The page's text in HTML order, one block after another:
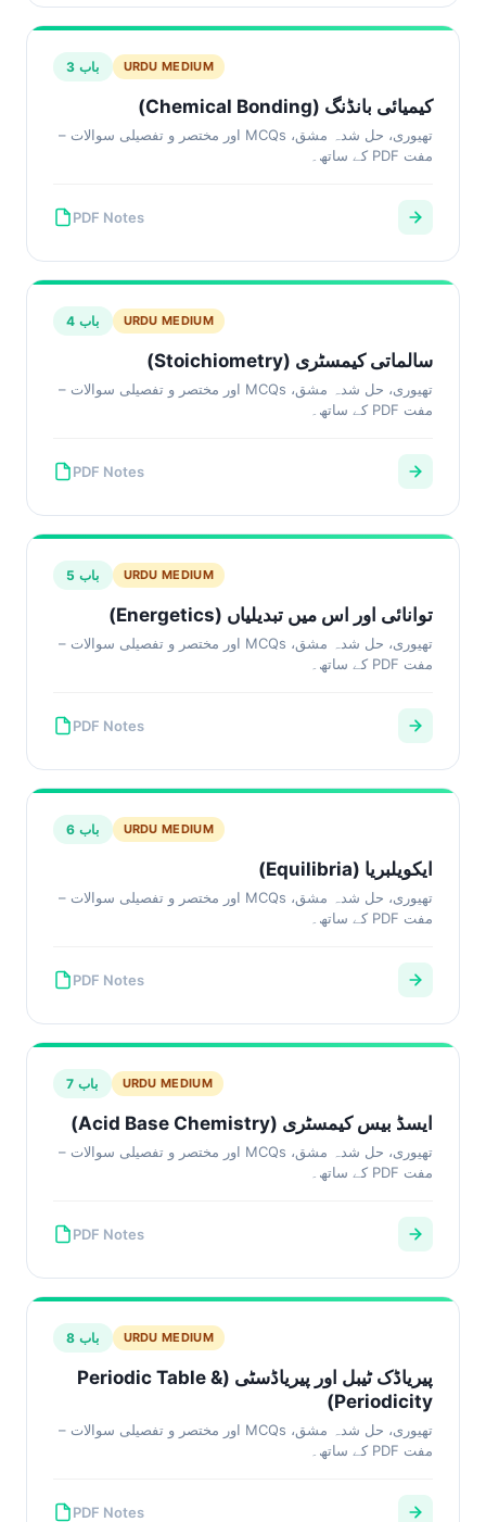
باب 3 URDU MEDIUM
کیمیائی بانڈنگ (Chemical Bonding)
تھیوری، حل شدہ مشق، MCQs اور مختصر و تفصیلی سوالات –
مفت PDF کے ساتھ۔
PDF Notes
باب 4 URDU MEDIUM
سالماتی کیمسٹری (Stoichiometry)
تھیوری، حل شدہ مشق، MCQs اور مختصر و تفصیلی سوالات –
مفت PDF کے ساتھ۔
PDF Notes
باب 5 URDU MEDIUM
توانائی اور اس میں تبدیلیاں (Energetics)
تھیوری، حل شدہ مشق، MCQs اور مختصر و تفصیلی سوالات –
مفت PDF کے ساتھ۔
PDF Notes
باب 6 URDU MEDIUM
ایکویلبریا (Equilibria)
تھیوری، حل شدہ مشق، MCQs اور مختصر و تفصیلی سوالات –
مفت PDF کے ساتھ۔
PDF Notes
باب 7 URDU MEDIUM
ایسڈ بیس کیمسٹری (Acid Base Chemistry)
تھیوری، حل شدہ مشق، MCQs اور مختصر و تفصیلی سوالات –
مفت PDF کے ساتھ۔
PDF Notes
باب 8 URDU MEDIUM
پیریاڈک ٹیبل اور پیریاڈسٹی (Periodic Table &
Periodicity)
تھیوری، حل شدہ مشق، MCQs اور مختصر و تفصیلی سوالات –
مفت PDF کے ساتھ۔
PDF Notes